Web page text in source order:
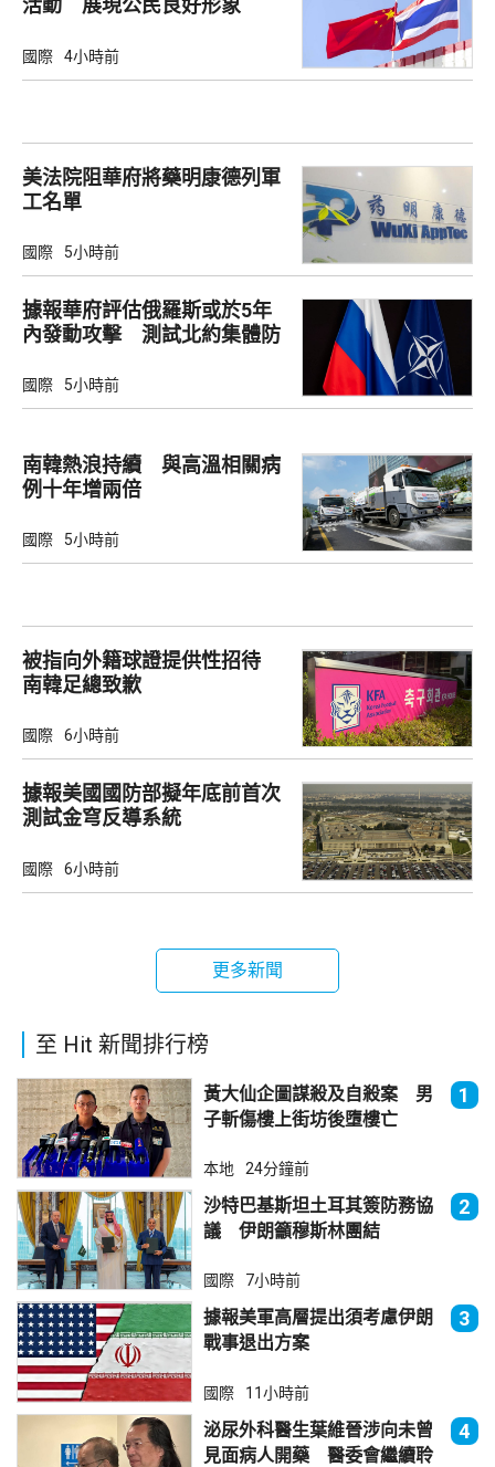
活動 展現公民良好形象
國際 4小時前
美法院阻華府將藥明康德列軍
工名單
國際 5小時前
據報華府評估俄羅斯或於5年
內發動攻擊 測試北約集體防
國際 5小時前
南韓熱浪持續 與高溫相關病
例十年增兩倍
國際 5小時前
被指向外籍球證提供性招待
南韓足總致歉
國際 6小時前
據報美國國防部擬年底前首次
測試金穹反導系統
國際 6小時前
更多新聞
至 Hit 新聞排行榜
黃大仙企圖謀殺及自殺案 男
子斬傷樓上街坊後墮樓亡
1
本地 24分鐘前
沙特巴基斯坦土耳其簽防務協
議 伊朗籲穆斯林團結
2
國際 7小時前
據報美軍高層提出須考慮伊朗
戰事退出方案
3
國際 11小時前
泌尿外科醫生葉維晉涉向未曾
見面病人開藥 醫委會繼續聆
4